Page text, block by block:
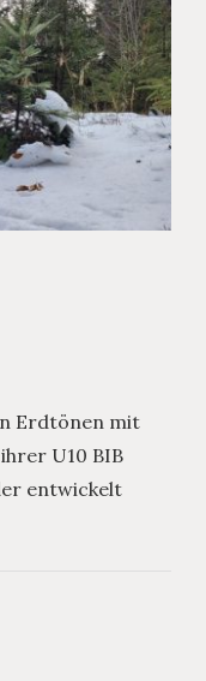
Erdtönen mit
U10 BIB
entwickelt